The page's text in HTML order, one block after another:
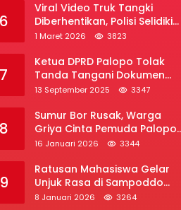
6
Viral Video Truk Tangki
Diberhentikan, Polisi Selidiki
Dugaan Penyelundupan Solar
1 Maret 2026 3823
7
Ketua DPRD Palopo Tolak
Tanda Tangani Dokumen
Ranperda APBD Perubahan
13 September 2025 3347
8
Sumur Bor Rusak, Warga
Griya Cinta Pemuda Palopo
Desak Layanan Air Bersih
16 Januari 2026 3344
9
Ratusan Mahasiswa Gelar
Unjuk Rasa di Sampoddo
Palopo, Tuntut Pemekaran
8 Januari 2026 3264